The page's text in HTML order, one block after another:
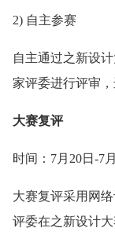
2) 自主参赛
自主通过之新设
家评委进行评审，
大赛复评
时间：7月20日-7
大赛复评采用网
评委在之新设计